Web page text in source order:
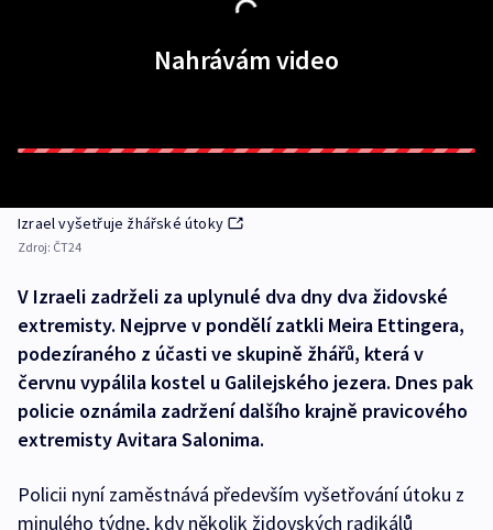
Nahrávám video
Izrael vyšetřuje žhářské útoky
Zdroj: ČT24
V Izraeli zadrželi za uplynulé dva dny dva židovské
extremisty. Nejprve v pondělí zatkli Meira Ettingera,
podezíraného z účasti ve skupině žhářů, která v
červnu vypálila kostel u Galilejského jezera. Dnes pak
policie oznámila zadržení dalšího krajně pravicového
extremisty Avitara Salonima.
Policii nyní zaměstnává především vyšetřování útoku z
minulého týdne, kdy několik židovských radikálů